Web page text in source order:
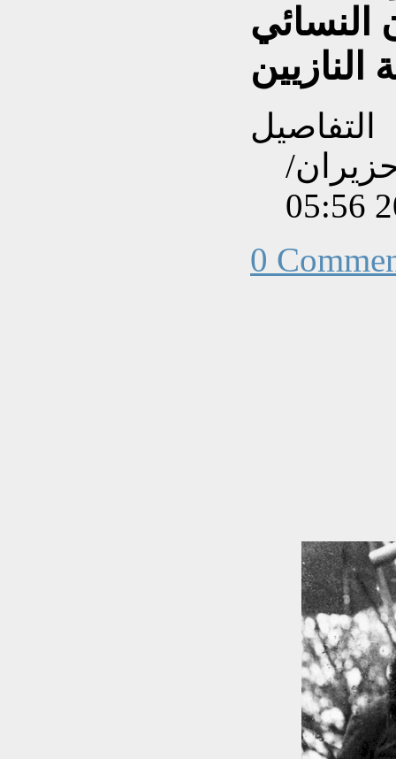
التفاصيل
بتاريخ الإثنين, 09 حزيران/
0